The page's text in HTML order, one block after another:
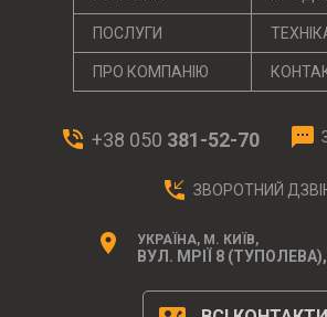
ПОСЛУГИ
ПРО КОМПАНІЮ
phone_in_talk +38 050 381-52-70 textsms
phone_callback ЗВОРОТНИЙ
location_on УКРАЇНА, М. КИЇВ,
ВУЛ. МРІЇ 8